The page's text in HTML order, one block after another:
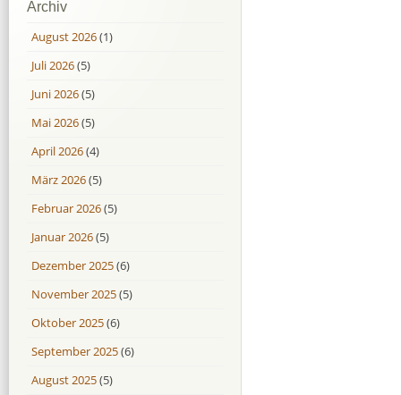
Archiv
August 2026(1)
Juli 2026(5)
Juni 2026(5)
Mai 2026(5)
April 2026(4)
März 2026(5)
Februar 2026(5)
Januar 2026(5)
Dezember 2025(6)
November 2025(5)
Oktober 2025(6)
September 2025(6)
August 2025(5)